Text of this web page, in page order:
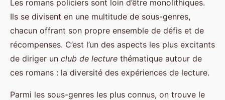
Les romans policiers sont loin d’être monolithiques.
Ils se divisent en une multitude de sous-genres,
chacun offrant son propre ensemble de défis et de
récompenses. C’est l’un des aspects les plus excitants
de diriger un club de lecture thématique autour de
ces romans : la diversité des expériences de lecture.
Parmi les sous-genres les plus connus, on trouve le